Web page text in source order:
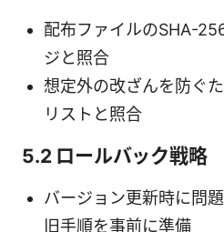
配布ファイルのSHA-
ジと照合
想定外の改ざんを防ぐ
リストと照合
5.2 ロールバック戦略
バージョン更新時に問
旧手順を事前に準備